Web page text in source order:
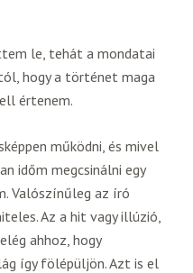
le, tehát a mondatai
hogy a történet maga
értenem.
működni, és mivel
időm megcsinálni egy
Valószínűleg az író
Az a hit vagy illúzió,
ahhoz, hogy
így fölépüljön. Azt is el